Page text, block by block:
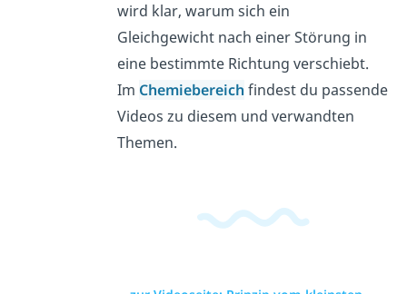
wird klar, warum sich ein
Gleichgewicht nach einer Störung in
eine bestimmte Richtung verschiebt.
Im Chemiebereich findest du passende
Videos zu diesem und verwandten
Themen.